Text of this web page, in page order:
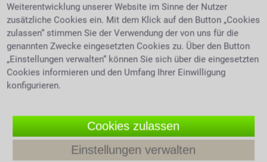
Griechenland 0,5 ‰ (ab 80 € Bußgeld)
Großbritannien 0,5 ‰ (ab 80 € Bußgeld)
Italien 0,5 ‰ (ab 530 € Bußgeld)
Kroatien 0,5 ‰ (ab 95 € Bußgeld)
Niederlande 0,5 ‰ (ab 325 € Bußgeld)
Polen 0,2 ‰ (bis 1.200 € Bußgeld)
Portugal 0,5 ‰ (ab 250 € Bußgeld)
Schweden 0,2 ‰ (ab 40 Tagessätze)
Weiterentwicklung unserer Website im Sinne der Nutzer
zusätzliche Cookies ein. Mit dem Klick auf den Button „Cookies
zulassen“ stimmen Sie der Verwendung der von uns für die
genannten Zwecke eingesetzten Cookies zu. Über den Button
„Einstellungen verwalten“ können Sie sich über die eingesetzten
Cookies informieren und den Umfang Ihrer Einwilligung
konfigurieren.
Cookies zulassen
Einstellungen verwalten